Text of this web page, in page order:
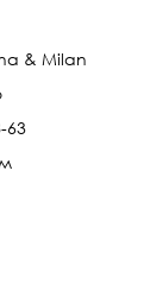
& Milan
63